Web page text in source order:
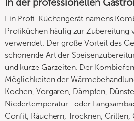
In der professionellen
Ein Profi-Küchengerät namens
Profiküchen häufig zur Zubereitung
verwendet. Der große Vorteil des
schonende Art der
und kurze Garzeiten. Der
Möglichkeiten der
Kochen, Vorgaren, Dämpfen,
Niedertemperatur- oder
Confit, Räuchern, Trocknen, Grillen,